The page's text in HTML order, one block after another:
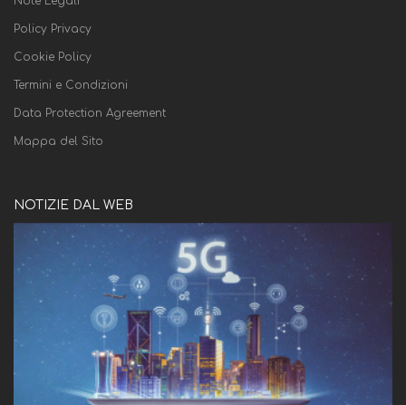
Policy Privacy
Cookie Policy
Termini e Condizioni
Data Protection Agreement
Mappa del Sito
NOTIZIE DAL WEB